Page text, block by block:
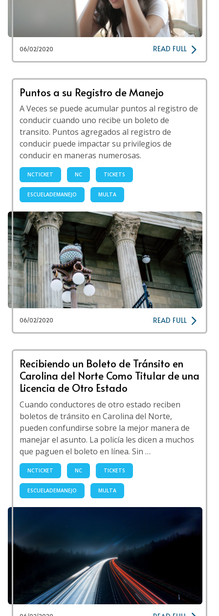
06/02/2020 READ FULL
Puntos a su Registro de Manejo
A Veces se puede acumular puntos al registro de
conducir cuando uno recibe un boleto de
transito. Puntos agregados al registro de
conducir puede impactar su privilegios de
conducir en maneras numerosas.
NCTICKET NC TICKETS
ESCUELADEMANEJO MULTA
06/02/2020 READ FULL
Recibiendo un Boleto de Tránsito en
Carolina del Norte Como Titular de una
Licencia de Otro Estado
Cuando conductores de otro estado reciben
boletos de tránsito en Carolina del Norte,
pueden confundirse sobre la mejor manera de
manejar el asunto. La policía les dicen a muchos
que paguen el boleto en línea. Sin …
NCTICKET NC TICKETS
ESCUELADEMANEJO MULTA